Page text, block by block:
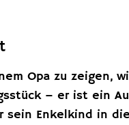
Opa zu zeigen,
– er ist ein
sein Enkelkind in